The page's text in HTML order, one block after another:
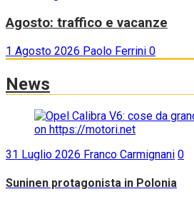
Agosto: traffico e vacanze
1 Agosto 2026 Paolo Ferrini 0
News
31 Luglio 2026 Franco Carmignani 0
Suninen protagonista in Polonia